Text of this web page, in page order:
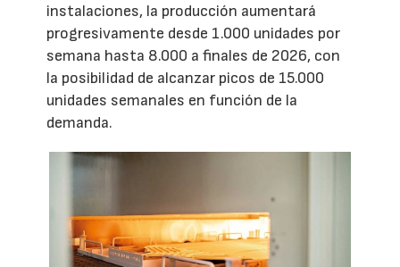
instalaciones, la producción aumentará
progresivamente desde 1.000 unidades por
semana hasta 8.000 a finales de 2026, con
la posibilidad de alcanzar picos de 15.000
unidades semanales en función de la
demanda.